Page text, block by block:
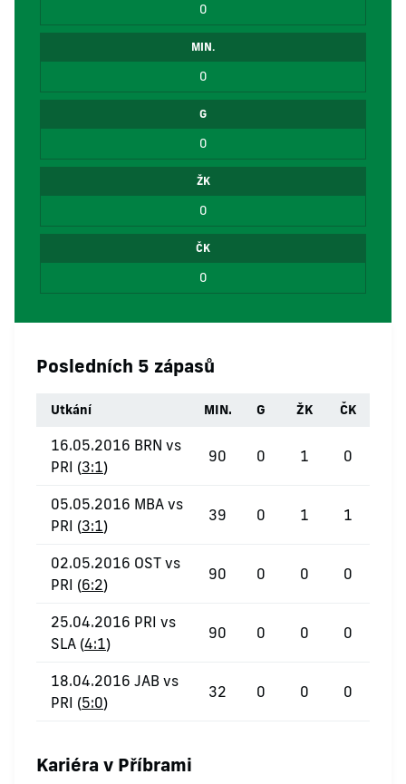
0
MIN.
0
G
0
ŽK
0
ČK
0
Posledních 5 zápasů
Utkání MIN. G ŽK ČK
16.05.2016 BRN vs
PRI (3:1)
90 0 1 0
05.05.2016 MBA vs
PRI (3:1)
39 0 1 1
02.05.2016 OST vs
PRI (6:2)
90 0 0 0
25.04.2016 PRI vs
SLA (4:1)
90 0 0 0
18.04.2016 JAB vs
PRI (5:0)
32 0 0 0
Kariéra v Příbrami